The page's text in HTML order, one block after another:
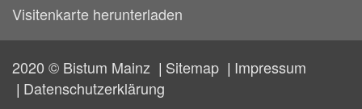
Visitenkarte herunterladen
2020 © Bistum Mainz Sitemap
Impressum
Datenschutzerklärung